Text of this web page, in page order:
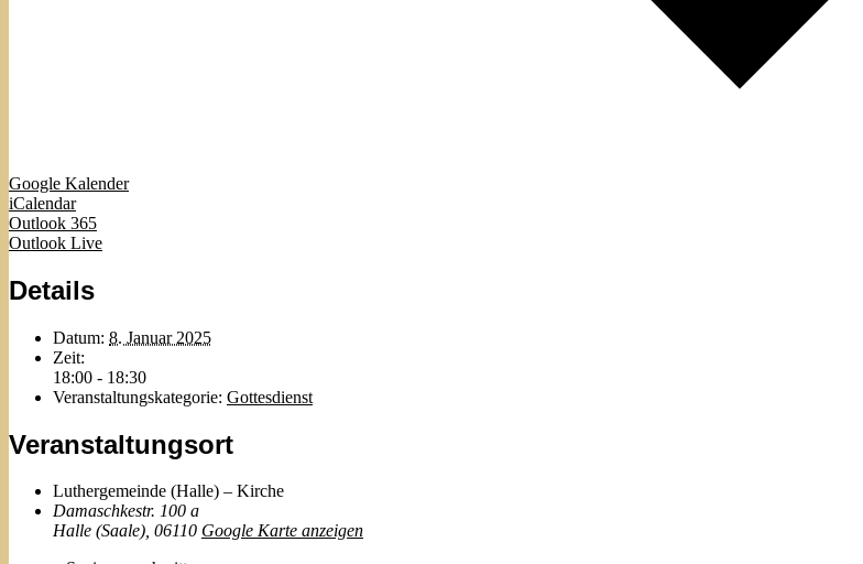
Google Kalender
iCalendar
Outlook 365
Outlook Live
Details
Datum: 8. Januar 2025
Zeit:
18:00 - 18:30
Veranstaltungskategorie: Gottesdienst
Veranstaltungsort
Luthergemeinde (Halle) – Kirche
Damaschkestr. 100 a
Halle (Saale), 06110 Google Karte anzeigen